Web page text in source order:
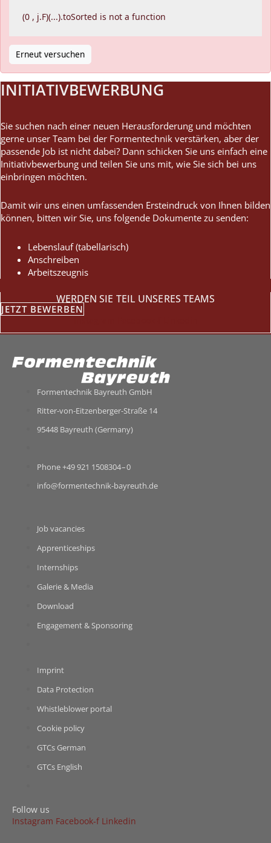
(0 , j.F)(...).toSorted is not a function
Erneut versuchen
INI­TI­ATIV­BE­WER­BUNG
Sie ​suchen nach einer neuen Her­aus­for­de­rung und möch­ten
gerne unser Team bei der For­men­tech­nik ver­stär­ken, aber der
pas­sende Job ist nicht dabei? Dann schi­cken Sie uns ein­fach eine
Ini­ti­ativ­be­wer­bung und tei­len Sie uns mit, wie Sie sich bei uns
ein­brin­gen möchten.
Damit wir uns einen umfas­sen­den Erst­ein­druck von Ihnen bil­den
kön­nen, bit­ten wir Sie, uns fol­gende Doku­mente zu senden:
Lebens­lauf (tabel­la­risch)
Anschrei­ben
Arbeits­zeug­nis
WER­DEN SIE TEIL UNSE­RES TEAMS
JETZT BEWER­BEN
For­men­tech­nik Bay­reuth GmbH
Ritter-​von-​Eitzenberger-​Straße 14
95448 Bay­reuth (Ger­many)
Phone +49 921 1508304 – 0
info@formentechnik-bayreuth.de
Job vacan­cies
App­ren­ti­ce­ships
Intern­ships
Gale­rie & Media
Down­load
Enga­ge­ment & Sponsoring
Imprint
Data Pro­tec­tion
Whist­le­b­lower portal
Coo­kie policy
GTCs Ger­man
GTCs Eng­lish
Fol­low us
Insta­gram Facebook‑f Lin­ke­din